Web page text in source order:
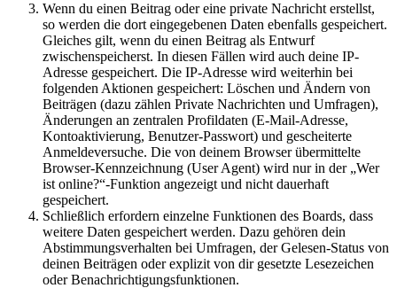
Wenn du einen Beitrag oder eine private Nachricht erstellst,
so werden die dort eingegebenen Daten ebenfalls gespeichert.
Gleiches gilt, wenn du einen Beitrag als Entwurf
zwischenspeicherst. In diesen Fällen wird auch deine IP-
Adresse gespeichert. Die IP-Adresse wird weiterhin bei
folgenden Aktionen gespeichert: Löschen und Ändern von
Beiträgen (dazu zählen Private Nachrichten und Umfragen),
Änderungen an zentralen Profildaten (E-Mail-Adresse,
Kontoaktivierung, Benutzer-Passwort) und gescheiterte
Anmeldeversuche. Die von deinem Browser übermittelte
Browser-Kennzeichnung (User Agent) wird nur in der „Wer
ist online?“-Funktion angezeigt und nicht dauerhaft
gespeichert.
Schließlich erfordern einzelne Funktionen des Boards, dass
weitere Daten gespeichert werden. Dazu gehören dein
Abstimmungsverhalten bei Umfragen, der Gelesen-Status von
deinen Beiträgen oder explizit von dir gesetzte Lesezeichen
oder Benachrichtigungsfunktionen.